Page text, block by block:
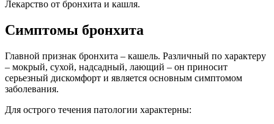
Лекарство от бронхита и кашля.
Симптомы бронхита
Главной признак бронхита – кашель. Различный по характеру
– мокрый, сухой, надсадный, лающий – он приносит
серьезный дискомфорт и является основным симптомом
заболевания.
Для острого течения патологии характерны: